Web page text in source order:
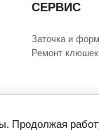
СЕРВИС
Заточка и
Ремонт клюшек
Продолжая